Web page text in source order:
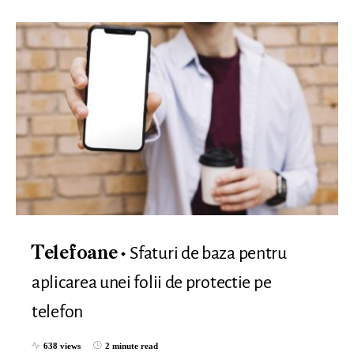
Telefoane
Sfaturi de baza pentru
aplicarea unei folii de protectie pe
telefon
638 views 2 minute read